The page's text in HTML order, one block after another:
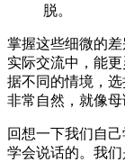
脱。
掌握这些细微的
实际交流中，能
据不同的情境，
非常自然，就像母
回想一下我们自
学会说话的。我